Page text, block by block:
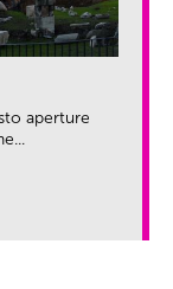
aperture